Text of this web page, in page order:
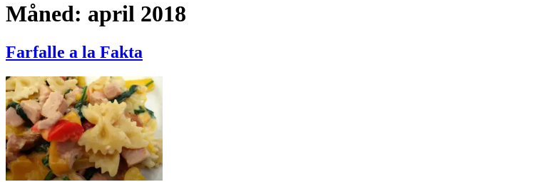
Måned: april 2018
Farfalle a la Fakta